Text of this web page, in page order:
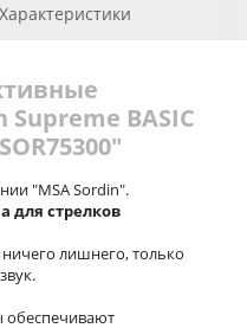
Характеристики
BASIC
"MSA Sоrdin".
для стрелков
лишнего, только